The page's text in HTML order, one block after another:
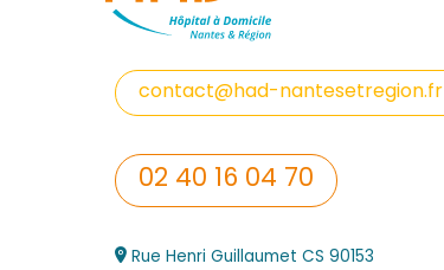
contact@had-nantesetregion.fr
02 40 16 04 70
Rue Henri Guillaumet CS 90153